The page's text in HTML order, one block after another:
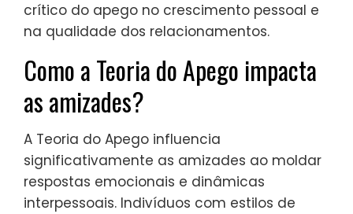
crítico do apego no crescimento pessoal e
na qualidade dos relacionamentos.
Como a Teoria do Apego impacta
as amizades?
A Teoria do Apego influencia
significativamente as amizades ao moldar
respostas emocionais e dinâmicas
interpessoais. Indivíduos com estilos de